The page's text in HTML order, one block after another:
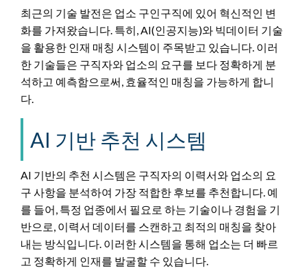
최근의 기술 발전은 업소 구인구직에 있어 혁신적인 변
화를 가져왔습니다. 특히, AI(인공지능)와 빅데이터 기술
을 활용한 인재 매칭 시스템이 주목받고 있습니다. 이러
한 기술들은 구직자와 업소의 요구를 보다 정확하게 분
석하고 예측함으로써, 효율적인 매칭을 가능하게 합니
다.
AI 기반 추천 시스템
AI 기반의 추천 시스템은 구직자의 이력서와 업소의 요
구 사항을 분석하여 가장 적합한 후보를 추천합니다. 예
를 들어, 특정 업종에서 필요로 하는 기술이나 경험을 기
반으로, 이력서 데이터를 스캔하고 최적의 매칭을 찾아
내는 방식입니다. 이러한 시스템을 통해 업소는 더 빠르
고 정확하게 인재를 발굴할 수 있습니다.